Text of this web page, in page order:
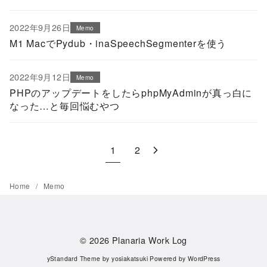
2022年9月26日 Memo
M1 MacでPydub・inaSpeechSegmenterを使う
2022年9月12日 Memo
PHPのアップデートをしたらphpMyAdminが真っ白に
なった…と毎回悩むやつ
1 2
Home Memo
© 2026 Planaria Work Log
yStandard Theme byyosiakatsuki Powered by WordPress